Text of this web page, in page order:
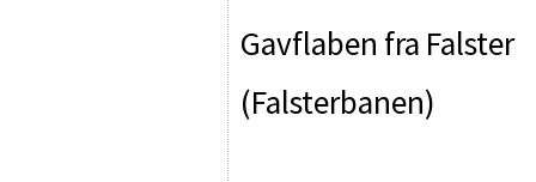
Gavflaben fra Falster
(Falsterbanen)